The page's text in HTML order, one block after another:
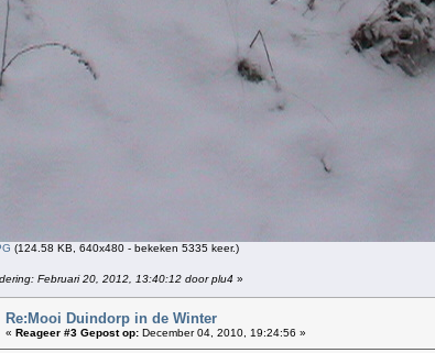
(124.58 KB, 640x480 - bekeken 5335 keer.)
Februari 20, 2012, 13:40:12 door plu4 »
Re:Mooi Duindorp in de Winter
« Reageer #3 Gepost op: December 04, 2010, 19:24:56 »